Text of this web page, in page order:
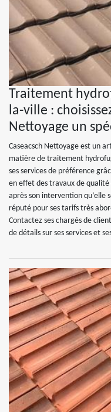
Traitement
la-ville :
Nettoyage un
Caseacsch Nettoyage est un
matière de traitement
ses services de préférence
en effet des travaux de
après son intervention qu’elle
réputé pour ses tarifs très
Contactez ses chargés de
de détails sur ses services et